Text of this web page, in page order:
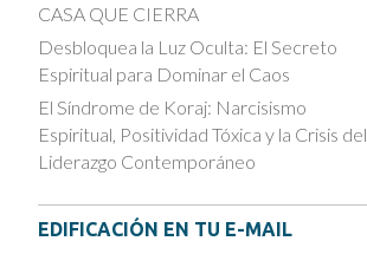
CASA QUE CIERRA
Desbloquea la Luz Oculta: El Secreto
Espiritual para Dominar el Caos
El Síndrome de Koraj: Narcisismo
Espiritual, Positividad Tóxica y la Crisis del
Liderazgo Contemporáneo
EDIFICACIÓN EN TU E-MAIL